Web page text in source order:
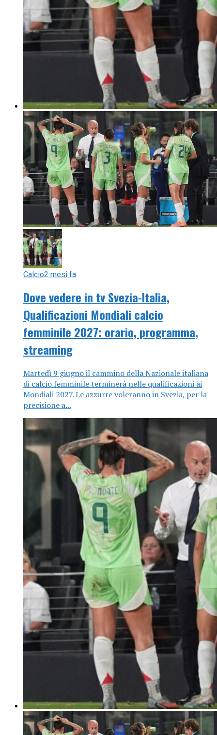
Calcio2 mesi fa
Dove vedere in tv Svezia-Italia,
Qualificazioni Mondiali calcio
femminile 2027: orario, programma,
streaming
Martedì 9 giugno il cammino della Nazionale italiana
di calcio femminile terminerà nelle qualificazioni ai
Mondiali 2027. Le azzurre voleranno in Svezia, per la
precisione a...